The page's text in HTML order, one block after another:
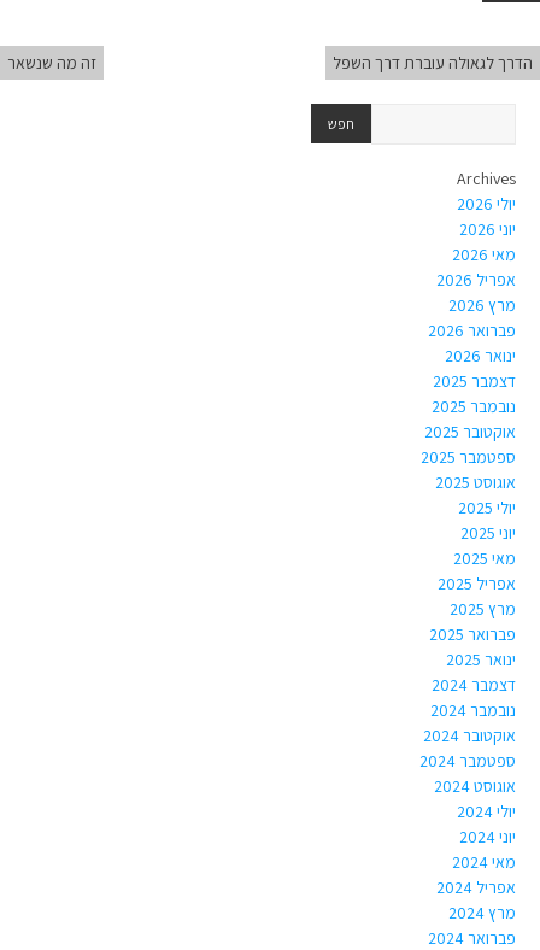
הדרך לגאולה עוברת דרך השפל זה מה שנשאר
Archives
יולי 2026
יוני 2026
מאי 2026
אפריל 2026
מרץ 2026
פברואר 2026
ינואר 2026
דצמבר 2025
נובמבר 2025
אוקטובר 2025
ספטמבר 2025
אוגוסט 2025
יולי 2025
יוני 2025
מאי 2025
אפריל 2025
מרץ 2025
פברואר 2025
ינואר 2025
דצמבר 2024
נובמבר 2024
אוקטובר 2024
ספטמבר 2024
אוגוסט 2024
יולי 2024
יוני 2024
מאי 2024
אפריל 2024
מרץ 2024
פברואר 2024